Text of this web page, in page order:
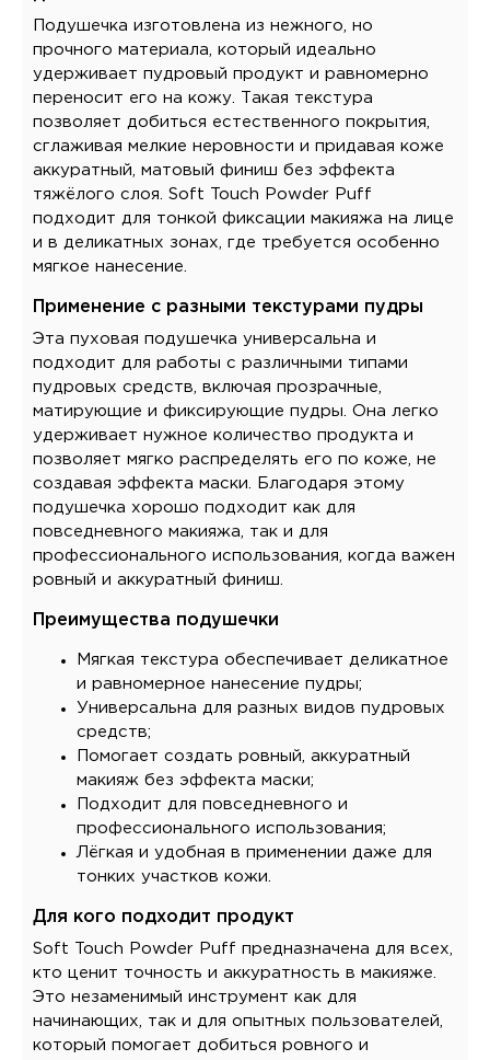
Подушечка изготовлена из нежного, но
прочного материала, который идеально
удерживает пудровый продукт и равномерно
переносит его на кожу. Такая текстура
позволяет добиться естественного покрытия,
сглаживая мелкие неровности и придавая коже
аккуратный, матовый финиш без эффекта
тяжёлого слоя. Soft Touch Powder Puff
подходит для тонкой фиксации макияжа на лице
и в деликатных зонах, где требуется особенно
мягкое нанесение.
Применение с разными текстурами пудры
Эта пуховая подушечка универсальна и
подходит для работы с различными типами
пудровых средств, включая прозрачные,
матирующие и фиксирующие пудры. Она легко
удерживает нужное количество продукта и
позволяет мягко распределять его по коже, не
создавая эффекта маски. Благодаря этому
подушечка хорошо подходит как для
повседневного макияжа, так и для
профессионального использования, когда важен
ровный и аккуратный финиш.
Преимущества подушечки
Мягкая текстура обеспечивает деликатное
и равномерное нанесение пудры;
Универсальна для разных видов пудровых
средств;
Помогает создать ровный, аккуратный
макияж без эффекта маски;
Подходит для повседневного и
профессионального использования;
Лёгкая и удобная в применении даже для
тонких участков кожи.
Для кого подходит продукт
Soft Touch Powder Puff предназначена для всех,
кто ценит точность и аккуратность в макияже.
Это незаменимый инструмент как для
начинающих, так и для опытных пользователей,
который помогает добиться ровного и